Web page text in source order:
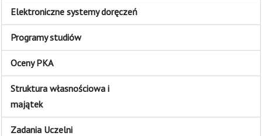
Elektroniczne systemy doręczeń
Programy studiów
Oceny PKA
Struktura własnościowa i
majątek
Zadania Uczelni